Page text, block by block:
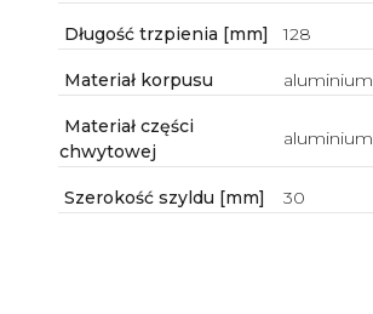
Długość trzpienia [mm] 128
Materiał korpusu aluminium
Materiał części
chwytowej
aluminium
Szerokość szyldu [mm] 30